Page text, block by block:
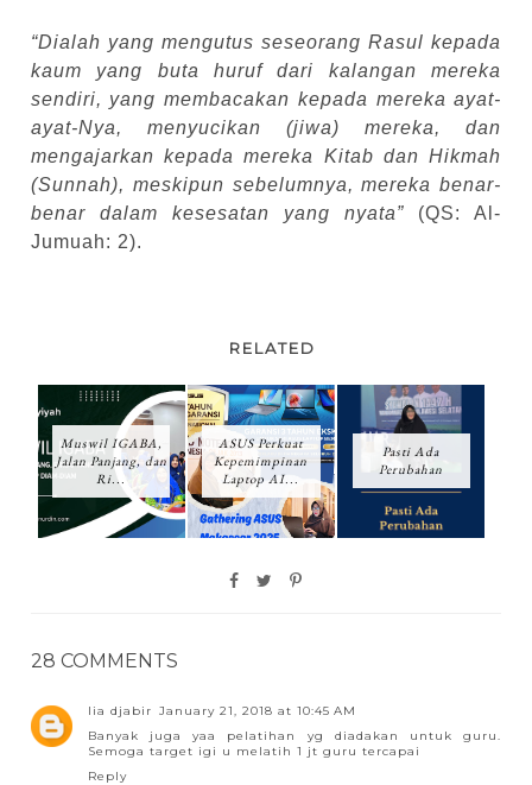
“Dialah yang mengutus seseorang Rasul kepada
kaum yang buta huruf dari kalangan mereka
sendiri, yang membacakan kepada mereka ayat-
ayat-Nya, menyucikan (jiwa) mereka, dan
mengajarkan kepada mereka Kitab dan Hikmah
(Sunnah), meskipun sebelumnya, mereka benar-
benar dalam kesesatan yang nyata” (QS: Al-
Jumuah: 2).
RELATED
Muswil IGABA,
Jalan Panjang, dan
Ri...
ASUS Perkuat
Kepemimpinan
Laptop AI...
Pasti Ada
Perubahan
28 COMMENTS
lia djabir January 21, 2018 at 10:45 AM
Banyak juga yaa pelatihan yg diadakan untuk guru.
Semoga target igi u melatih 1 jt guru tercapai
Reply